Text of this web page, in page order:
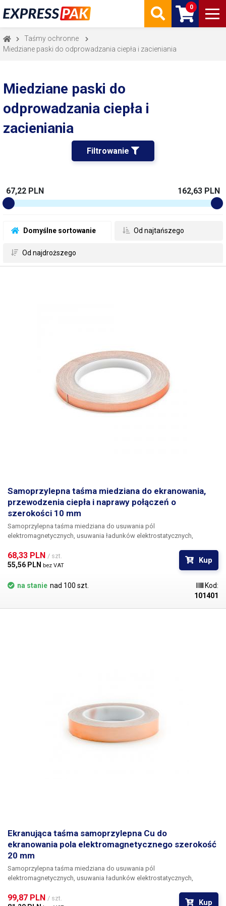
0
Taśmy ochronne
Miedziane paski do odprowadzania ciepła i zacieniania
Miedziane paski do
odprowadzania ciepła i
zacieniania
Filtrowanie
Domyślne sortowanie Od najtańszego
Od najdroższego
67,22 PLN 162,63 PLN
Samoprzylepna taśma miedziana do ekranowania,
przewodzenia ciepła i naprawy połączeń o
szerokości 10 mm
Samoprzylepna taśma miedziana do usuwania pól
elektromagnetycznych, usuwania ładunków elektrostatycznych,
drukowanych itp. W porównaniu z taśmą aluminiową, charakteryzuje się
ona znacznie wyższą przewodnością cieplną i wytrzymałością
doskonała lutowność miedzi. Poprzez zwykłe przyklejenie taśmy
przewodzącej można zbudować płaskie połączenie, które ma dobrą
68,33 PLN / szt.
55,56 PLN bez VAT
Kup
na stanie nad 100 szt.
Kod:
101401
Ekranująca taśma samoprzylepna Cu do
ekranowania pola elektromagnetycznego szerokość
20 mm
Samoprzylepna taśma miedziana do usuwania pól
elektromagnetycznych, usuwania ładunków elektrostatycznych,
drukowanych itp. W porównaniu z taśmą aluminiową, charakteryzuje się
99,87 PLN / szt. Kup